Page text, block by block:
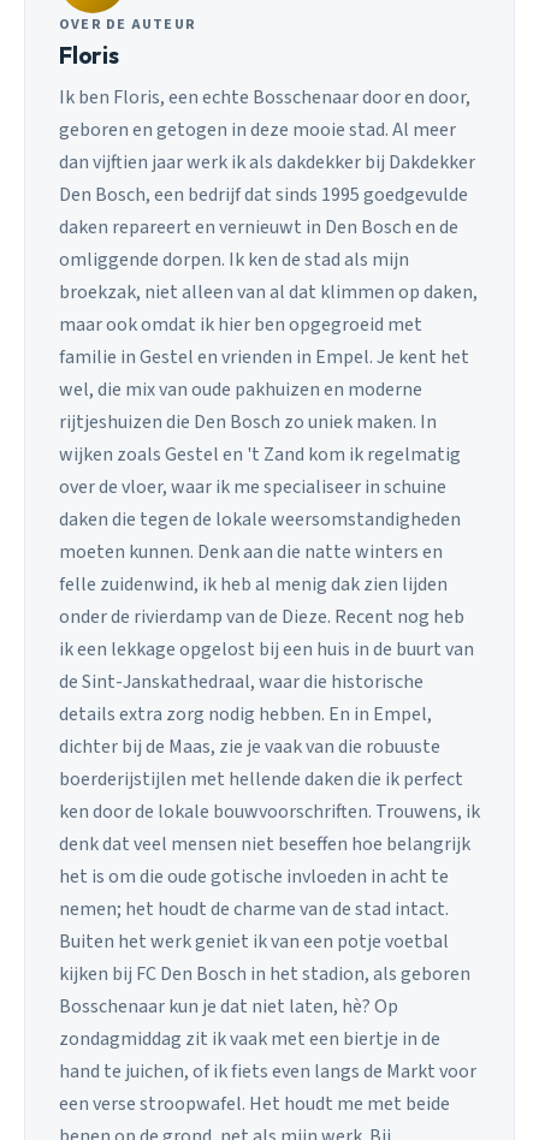
OVER DE AUTEUR
Floris
Ik ben Floris, een echte Bosschenaar door en door,
geboren en getogen in deze mooie stad. Al meer
dan vijftien jaar werk ik als dakdekker bij Dakdekker
Den Bosch, een bedrijf dat sinds 1995 goedgevulde
daken repareert en vernieuwt in Den Bosch en de
omliggende dorpen. Ik ken de stad als mijn
broekzak, niet alleen van al dat klimmen op daken,
maar ook omdat ik hier ben opgegroeid met
familie in Gestel en vrienden in Empel. Je kent het
wel, die mix van oude pakhuizen en moderne
rijtjeshuizen die Den Bosch zo uniek maken. In
wijken zoals Gestel en 't Zand kom ik regelmatig
over de vloer, waar ik me specialiseer in schuine
daken die tegen de lokale weersomstandigheden
moeten kunnen. Denk aan die natte winters en
felle zuidenwind, ik heb al menig dak zien lijden
onder de rivierdamp van de Dieze. Recent nog heb
ik een lekkage opgelost bij een huis in de buurt van
de Sint-Janskathedraal, waar die historische
details extra zorg nodig hebben. En in Empel,
dichter bij de Maas, zie je vaak van die robuuste
boerderijstijlen met hellende daken die ik perfect
ken door de lokale bouwvoorschriften. Trouwens, ik
denk dat veel mensen niet beseffen hoe belangrijk
het is om die oude gotische invloeden in acht te
nemen; het houdt de charme van de stad intact.
Buiten het werk geniet ik van een potje voetbal
kijken bij FC Den Bosch in het stadion, als geboren
Bosschenaar kun je dat niet laten, hè? Op
zondagmiddag zit ik vaak met een biertje in de
hand te juichen, of ik fiets even langs de Markt voor
een verse stroopwafel. Het houdt me met beide